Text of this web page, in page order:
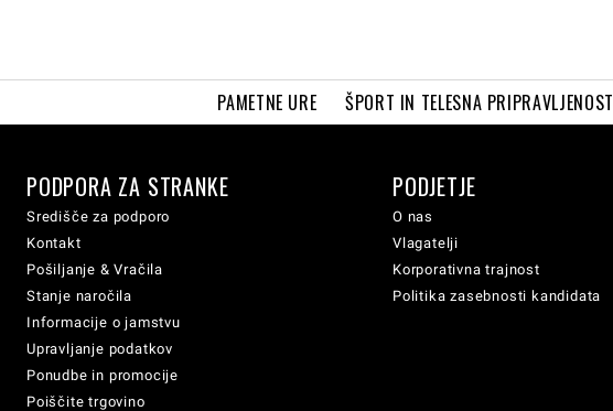
PAMETNE URE ŠPORT IN TELESNA PRIPRAVLJENOST
PODPORA ZA STRANKE
Središče za podporo
Kontakt
Pošiljanje & Vračila
Stanje naročila
Informacije o jamstvu
Upravljanje podatkov
Ponudbe in promocije
Poiščite trgovino
PODJETJE
O nas
Vlagatelji
Korporativna trajnost
Politika zasebnosti kandidata